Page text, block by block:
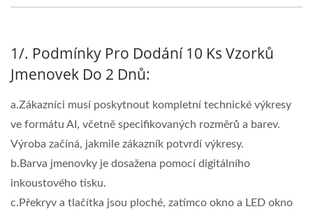
1/. Podmínky Pro Dodání 10 Ks Vzorků
Jmenovek Do 2 Dnů:
a.Zákazníci musí poskytnout kompletní technické výkresy
ve formátu AI, včetně specifikovaných rozměrů a barev.
Výroba začíná, jakmile zákazník potvrdí výkresy.
b.Barva jmenovky je dosažena pomocí digitálního
inkoustového tisku.
c.Překryv a tlačítka jsou ploché, zatímco okno a LED okno